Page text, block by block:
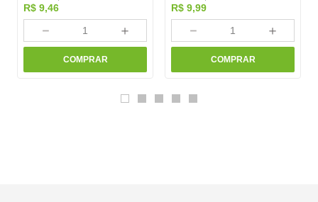
R$ 9,46
＋
－
COMPRAR
R$ 9,99
＋
－
COMPRAR